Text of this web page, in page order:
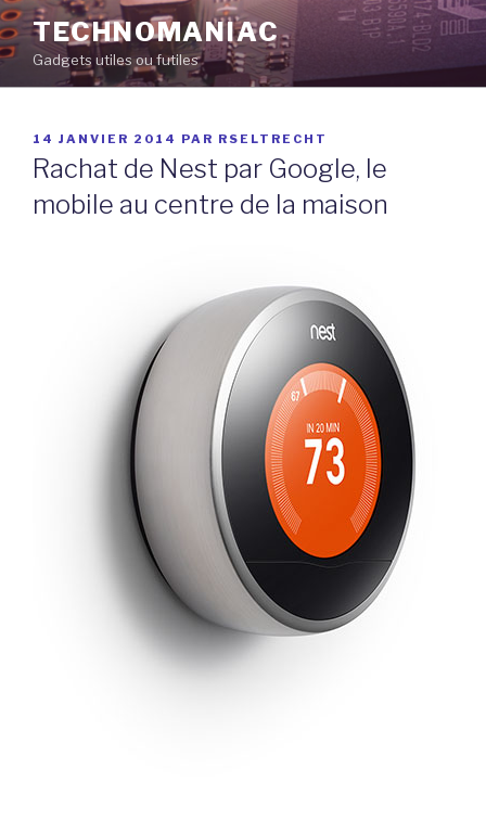
Aller
au
contenu
principal
TECHNOMANIAC
Gadgets utiles ou futiles
PUBLIÉ
LE
14 JANVIER 2014 PAR RSELTRECHT
Rachat de Nest par Google, le
mobile au centre de la maison